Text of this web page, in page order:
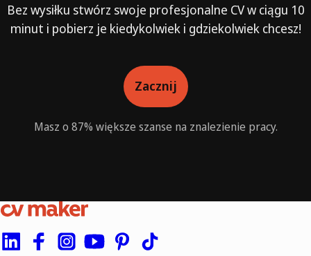
Bez wysiłku stwórz swoje profesjonalne CV w ciągu 10
minut i pobierz je kiedykolwiek i gdziekolwiek chcesz!
Zacznij
Masz o 87% większe szanse na znalezienie pracy.